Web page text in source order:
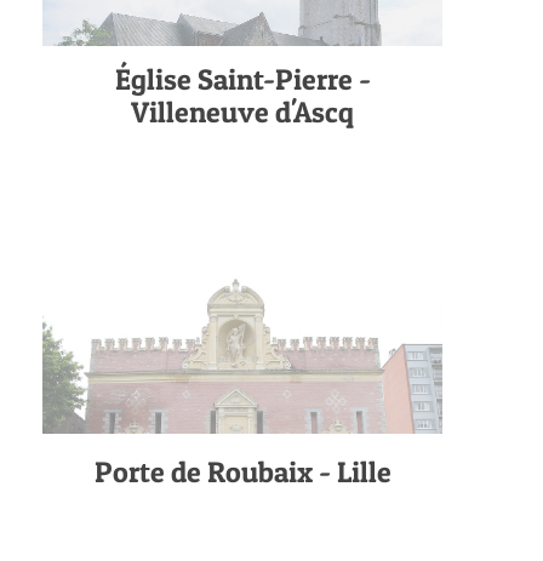
Église Saint-Pierre -
Villeneuve d'Ascq
Porte de Roubaix - Lille